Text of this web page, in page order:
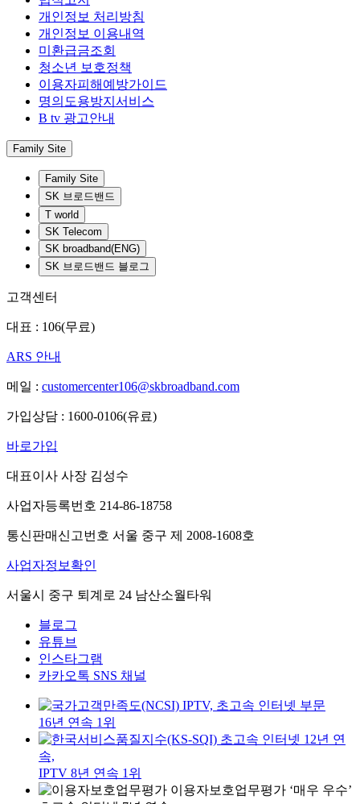
개인정보 처리방침
개인정보 이용내역
미환급금조회
청소년 보호정책
이용자피해예방가이드
명의도용방지서비스
B tv 광고안내
Family Site
Family Site
SK 브로드밴드
T world
SK Telecom
SK broadband(ENG)
SK 브로드밴드 블로그
고객센터
대표 : 106(무료)
ARS 안내
메일 : customercenter106@skbroadband.com
가입상담 : 1600-0106(유료)
바로가입
대표이사 사장 김성수
사업자등록번호 214-86-18758
통신판매신고번호 서울 중구 제 2008-1608호
사업자정보확인
서울시 중구 퇴계로 24 남산소월타워
블로그
유튜브
인스타그램
카카오톡 SNS 채널
IPTV, 초고속 인터넷 부문
16년 연속 1위
초고속 인터넷 12년 연
속,
IPTV 8년 연속 1위
이용자보호업무평가 ‘매우 우수’